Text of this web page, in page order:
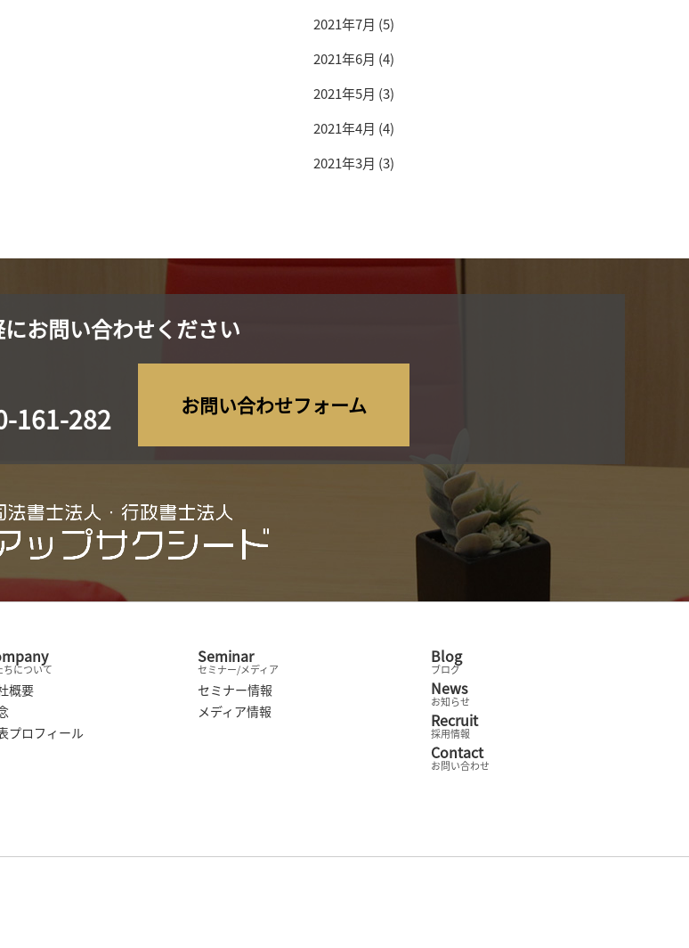
2021年7月 (5)
2021年6月 (4)
2021年5月 (3)
2021年4月 (4)
2021年3月 (3)
お問い合わせください
161-282 お問い合わせフォーム
ちについて
概要
プロフィール
Seminar
セミナー/メディア
セミナー情報
メディア情報
Blog
ブログ
News
お知らせ
Recruit
採用情報
Contact
お問い合わせ